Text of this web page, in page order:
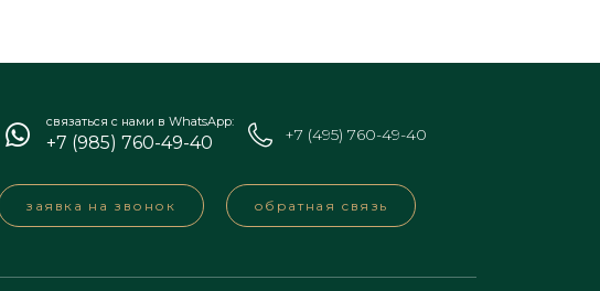
связаться с нами в WhatsApp:
+7 (985) 760-49-40 +7 (495) 760-49-40
заявка на звонок обратная связь